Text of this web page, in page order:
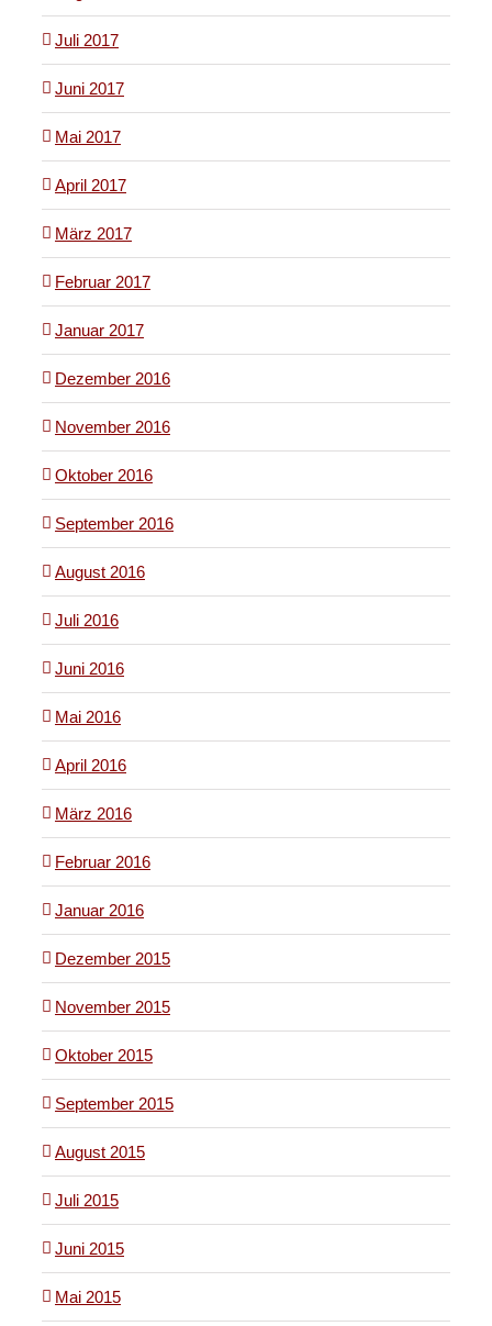
Juli 2017
Juni 2017
Mai 2017
April 2017
März 2017
Februar 2017
Januar 2017
Dezember 2016
November 2016
Oktober 2016
September 2016
August 2016
Juli 2016
Juni 2016
Mai 2016
April 2016
März 2016
Februar 2016
Januar 2016
Dezember 2015
November 2015
Oktober 2015
September 2015
August 2015
Juli 2015
Juni 2015
Mai 2015